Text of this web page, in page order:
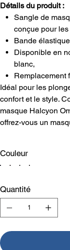
Détails du produit :
Sangle de
conçue pour
Bande
Disponible en
blanc,
Remplacement
Idéal pour les
confort et le style.
masque Halcyon
offrez-vous un
Couleur
Quantité